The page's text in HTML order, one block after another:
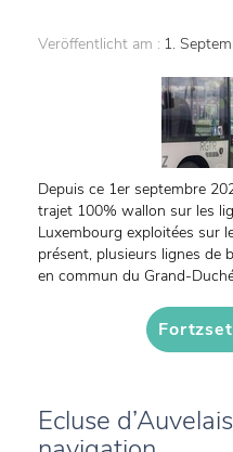
Veröffentlicht am : 1.
Depuis ce 1er septembre
trajet 100% wallon sur les
Luxembourg exploitées sur
présent, plusieurs lignes de
en commun du Grand-
Ecluse